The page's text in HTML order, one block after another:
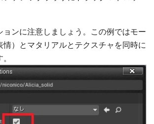
ョンに注意しましょう。この例ではモー
情）とマタリアルとテクスチャを同時に